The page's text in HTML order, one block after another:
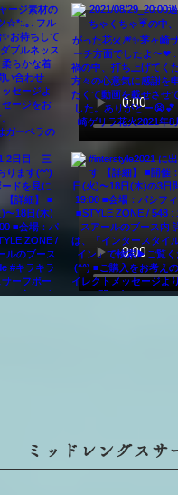
ミッドレングスサ